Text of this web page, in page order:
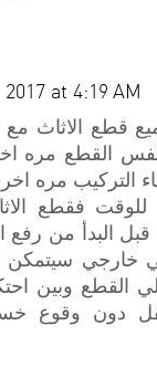
at 4:19 AM
الاثاث مع
نفس القطع مره
التركيب مره
للوقت فقطع
البدأ من
خارجي سيتمكن
القطع وبين
دون وقوع